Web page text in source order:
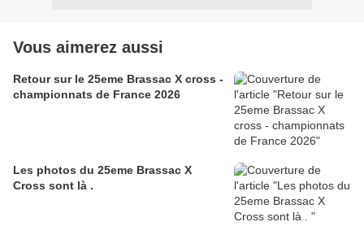
Vous aimerez aussi
Retour sur le 25eme Brassac X cross -
championnats de France 2026
Les photos du 25eme Brassac X
Cross sont là .